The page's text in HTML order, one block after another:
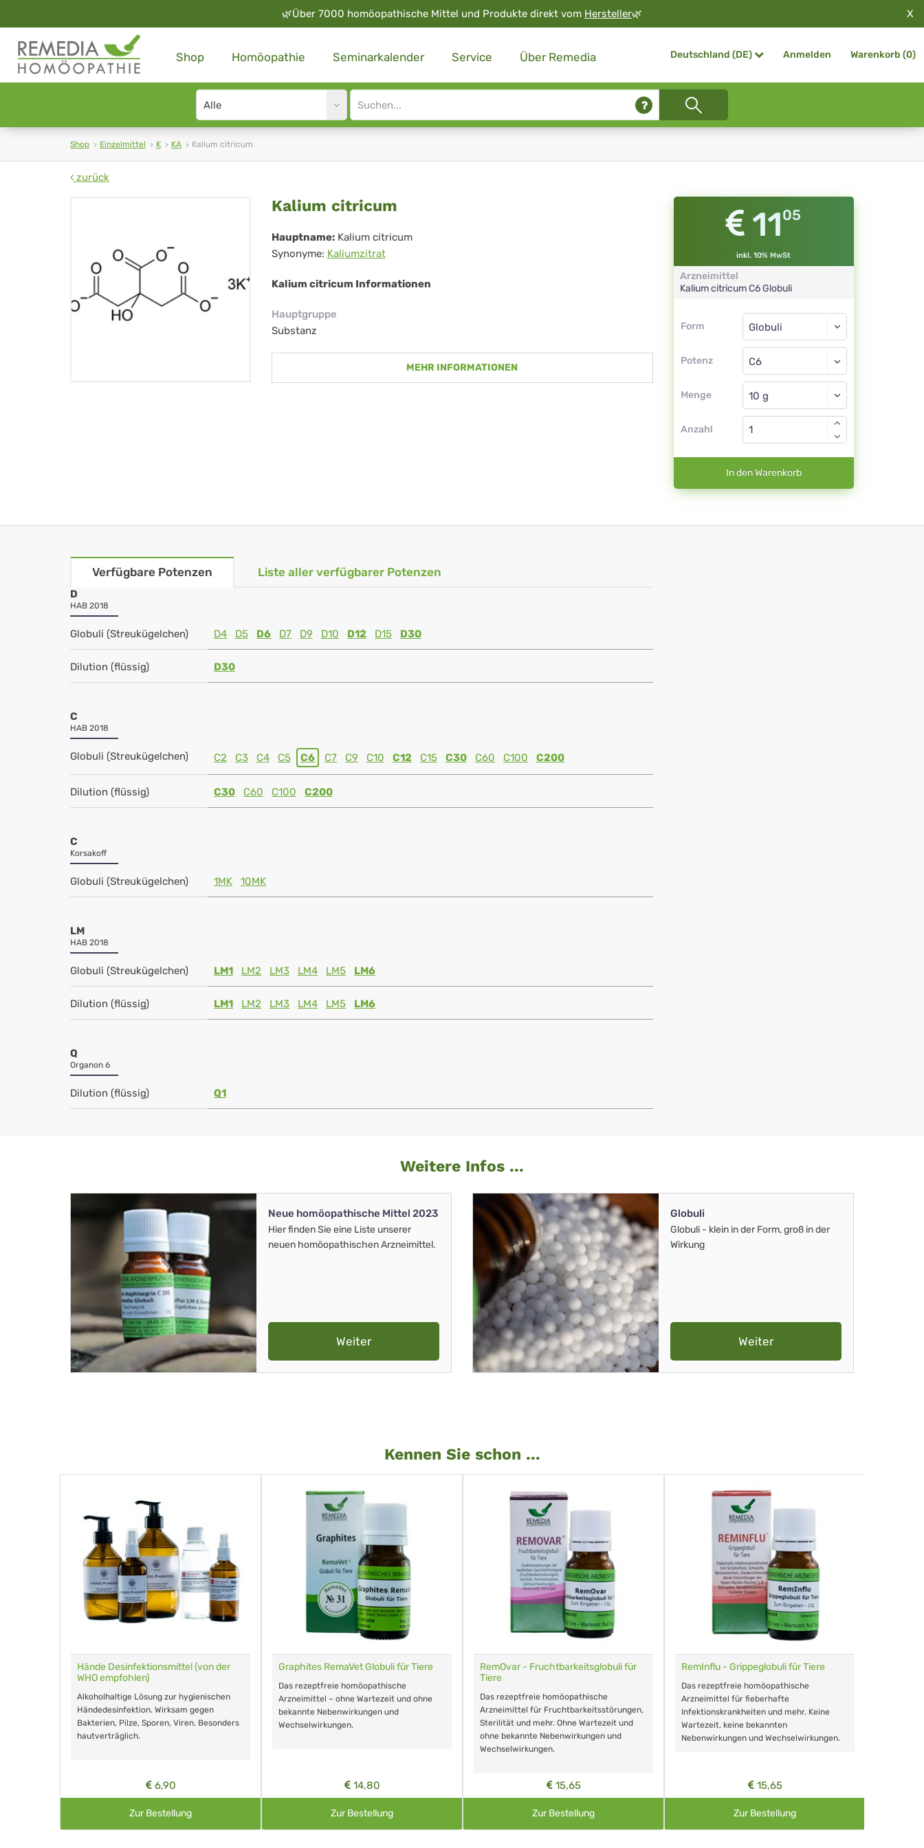
🌿Über 7000 homöopathische Mittel und Produkte direkt vom Hersteller🌿 X
Shop Homöopathie Seminarkalender Service Über Remedia Deutschland (DE) Anmelden Warenkorb (0)
Search
type
Site
search
Shop Einzelmittel K KA Kalium citricum
zurück
Kalium
citricum
Kalium citricum
Hauptname: Kalium citricum
Synonyme: Kaliumzitrat
Kalium citricum Informationen
Hauptgruppe
Substanz
MEHR INFORMATIONEN
1105
inkl. 10% MwSt
Arzneimittel
Kalium citricumC6 Globuli
Form
Form
Potenz
Globuli
C6
Menge
Globuli
Anzahl
In den Warenkorb
Verfügbare Potenzen Liste aller verfügbarer Potenzen
D
HAB 2018
Globuli (Streukügelchen) D4 D5 D6 D7 D9 D10 D12 D15 D30
Dilution (flüssig) D30
C
HAB 2018
Globuli (Streukügelchen) C2 C3 C4 C5 C6 C7 C9 C10 C12 C15 C30 C60 C100 C200
Dilution (flüssig) C30 C60 C100 C200
C
Korsakoff
Globuli (Streukügelchen) 1MK 10MK
LM
HAB 2018
Globuli (Streukügelchen) LM1 LM2 LM3 LM4 LM5 LM6
Dilution (flüssig) LM1 LM2 LM3 LM4 LM5 LM6
Q
Organon 6
Dilution (flüssig) Q1
Weitere Infos ...
Neue homöopathische Mittel 2023
Hier finden Sie eine Liste unserer
neuen homöopathischen Arzneimittel.
Weiter
Globuli
Globuli - klein in der Form, groß in der
Wirkung
Weiter
Kennen Sie schon ...
Hände Desinfektionsmittel (von der
WHO empfohlen)
Alkoholhaltige Lösung zur hygienischen
Händedesinfektion. Wirksam gegen
Bakterien, Pilze, Sporen, Viren. Besonders
hautverträglich.
6,90
Zur Bestellung
Graphites RemaVet Globuli für Tiere
Das rezeptfreie homöopathische
Arzneimittel – ohne Wartezeit und ohne
bekannte Nebenwirkungen und
Wechselwirkungen.
14,80
Zur Bestellung
RemOvar - Fruchtbarkeitsglobuli für
Tiere
Das rezeptfreie homöopathische
Arzneimittel für Fruchtbarkeitsstörungen,
Sterilität und mehr. Ohne Wartezeit und
ohne bekannte Nebenwirkungen und
Wechselwirkungen.
15,65
Zur Bestellung
RemInflu - Grippeglobuli für Tiere
Das rezeptfreie homöopathische
Arzneimittel für fieberhafte
Infektionskrankheiten und mehr. Keine
Wartezeit, keine bekannten
Nebenwirkungen und Wechselwirkungen.
15,65
Zur Bestellung